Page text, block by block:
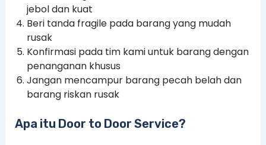
jebol dan kuat
Beri tanda fragile pada barang yang mudah
rusak
Konfirmasi pada tim kami untuk barang dengan
penanganan khusus
Jangan mencampur barang pecah belah dan
barang riskan rusak
Apa itu Door to Door Service?